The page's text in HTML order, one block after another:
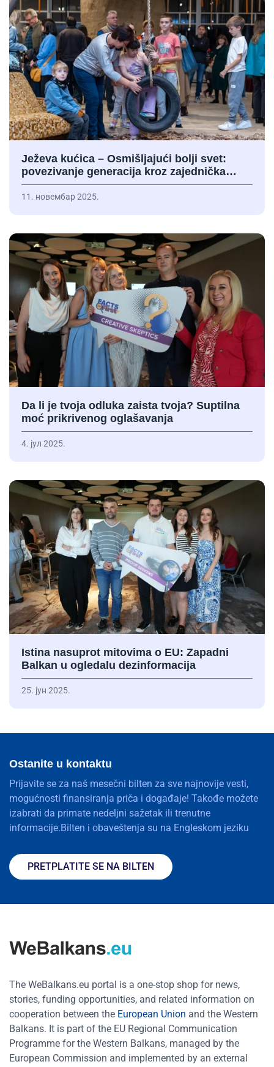
Ježeva kućica – Osmišljajući bolji svet:
povezivanje generacija kroz zajednička…
11. новембар 2025.
Da li je tvoja odluka zaista tvoja? Suptilna
moć prikrivenog oglašavanja
4. јул 2025.
Istina nasuprot mitovima o EU: Zapadni
Balkan u ogledalu dezinformacija
25. јун 2025.
Ostanite u kontaktu
Prijavite se za naš mesečni bilten za sve najnovije vesti,
mogućnosti finansiranja priča i događaje! Takođe možete
izabrati da primate nedeljni sažetak ili trenutne
informacije.Bilten i obaveštenja su na Engleskom jeziku
PRETPLATITE SE NA BILTEN
The WeBalkans.eu portal is a one-stop shop for news,
stories, funding opportunities, and related information on
cooperation between the European Union and the Western
Balkans. It is part of the EU Regional Communication
Programme for the Western Balkans, managed by the
European Commission and implemented by an external